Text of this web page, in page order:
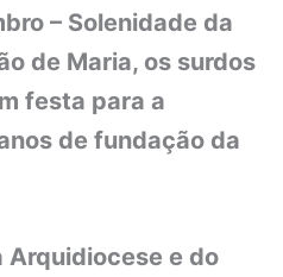
– Solenidade da
de Maria, os surdos
festa para a
de fundação da
Arquidiocese e do